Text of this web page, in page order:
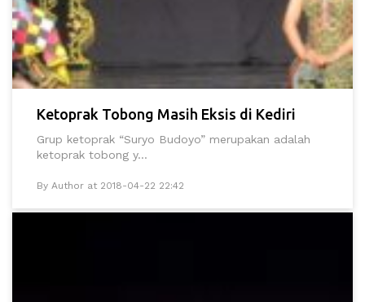
Ketoprak Tobong Masih Eksis di Kediri
Grup ketoprak “Suryo Budoyo” merupakan adalah
ketoprak tobong y...
By Author at 2018-04-22 22:42